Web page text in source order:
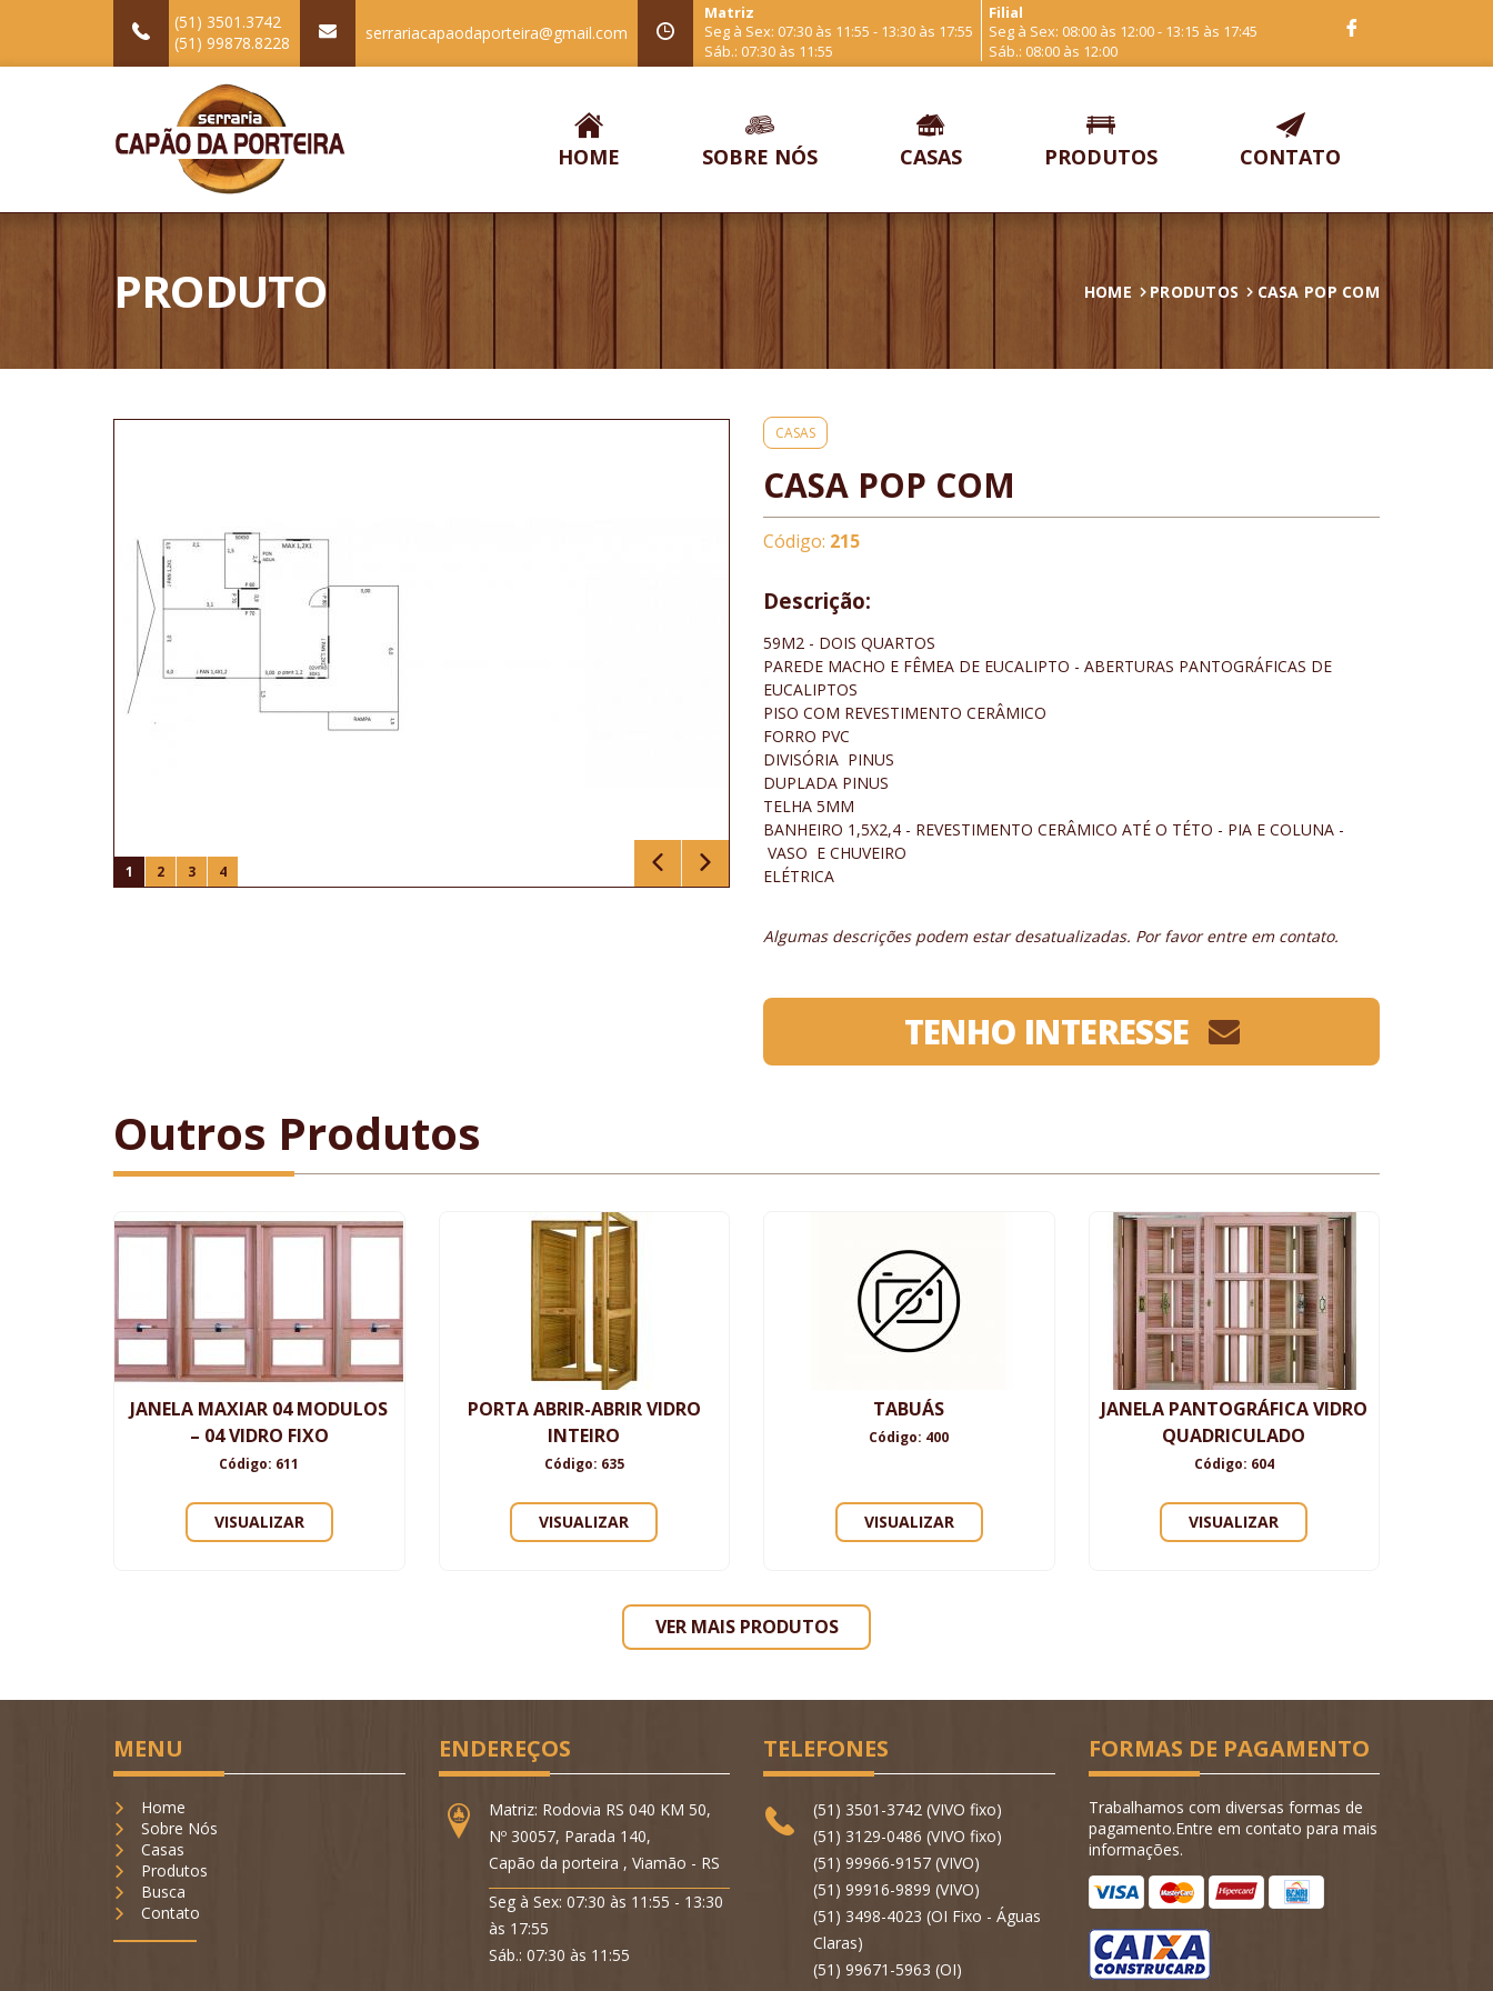
(51) 3501.3742
(51) 99878.8228
serrariacapaodaporteira@gmail.com
Matriz
Seg à Sex: 07:30 às 11:55 - 13:30 às 17:55
Sáb.: 07:30 às 11:55
Filial
Seg à Sex: 08:00 às 12:00 - 13:15 às 17:45
Sáb.: 08:00 às 12:00
HOME SOBRE NÓS CASAS PRODUTOS CONTATO
PRODUTO HOME PRODUTOS CASA POP COM
1 2 3 4
CASAS
CASA POP COM
Código: 215
Descrição:
59M2 - DOIS QUARTOS
PAREDE MACHO E FÊMEA DE EUCALIPTO - ABERTURAS PANTOGRÁFICAS DE
EUCALIPTOS
PISO COM REVESTIMENTO CERÂMICO
FORRO PVC
DIVISÓRIA PINUS
DUPLADA PINUS
TELHA 5MM
BANHEIRO 1,5X2,4 - REVESTIMENTO CERÂMICO ATÉ O TÉTO - PIA E COLUNA -
VASO E CHUVEIRO
ELÉTRICA
Algumas descrições podem estar desatualizadas. Por favor entre em contato.
TENHO INTERESSE
Outros Produtos
JANELA MAXIAR 04 MODULOS
– 04 VIDRO FIXO
Código: 611
VISUALIZAR
PORTA ABRIR-ABRIR VIDRO
INTEIRO
Código: 635
VISUALIZAR
TABUÁS
Código: 400
VISUALIZAR
JANELA PANTOGRÁFICA VIDRO
QUADRICULADO
Código: 604
VISUALIZAR
VER MAIS PRODUTOS
MENU
Home
Sobre Nós
Casas
Produtos
Busca
Contato
ENDEREÇOS
Matriz: Rodovia RS 040 KM 50,
Nº 30057, Parada 140,
Capão da porteira , Viamão - RS
Seg à Sex: 07:30 às 11:55 - 13:30
às 17:55
Sáb.: 07:30 às 11:55
TELEFONES
(51) 3501-3742 (VIVO fixo)
(51) 3129-0486 (VIVO fixo)
(51) 99966-9157 (VIVO)
(51) 99916-9899 (VIVO)
(51) 3498-4023 (OI Fixo - Águas
Claras)
(51) 99671-5963 (OI)
FORMAS DE PAGAMENTO
Trabalhamos com diversas formas de
pagamento.Entre em contato para mais
informações.